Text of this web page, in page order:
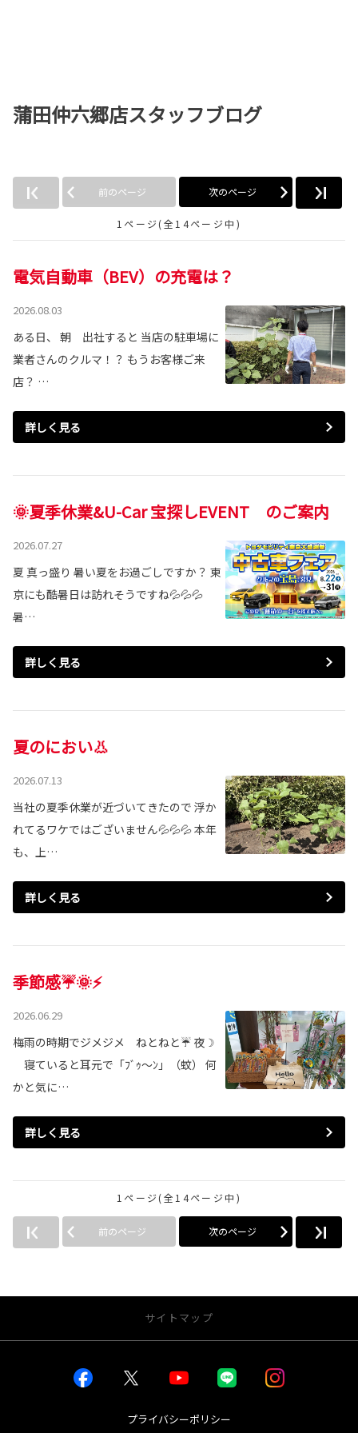
蒲田仲六郷店スタッフブログ
前のページ 次のページ
1ページ(全14ページ中)
電気自動車（BEV）の充電は？
2026.08.03
ある日、 朝 出社すると 当店の駐車場に
業者さんのクルマ！？ もうお客様ご来
店？ …
詳しく見る
🌞夏季休業&U-Car 宝探しEVENT のご案内
2026.07.27
夏 真っ盛り 暑い夏をお過ごしですか？ 東
京にも酷暑日は訪れそうですね💦💦💦
暑…
詳しく見る
夏のにおい👃
2026.07.13
当社の夏季休業が近づいてきたので 浮か
れてるワケではございません💦💦💦 本年
も、上…
詳しく見る
季節感☔🌞⚡
2026.06.29
梅雨の時期でジメジメ ねとねと☔ 夜☽
寝ていると耳元で「ﾌﾞｩ～ﾝ」（蚊） 何
かと気に…
詳しく見る
1ページ(全14ページ中)
前のページ 次のページ
サイトマップ
プライバシーポリシー